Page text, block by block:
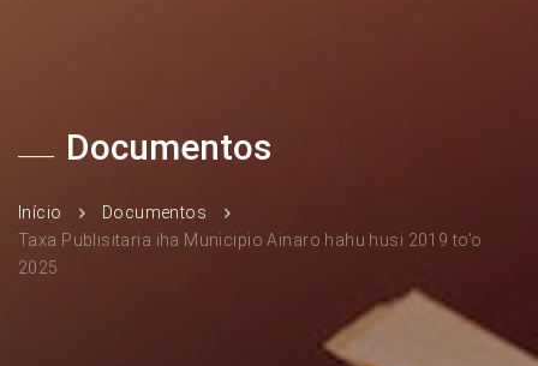
Documentos
Início
Documentos
Taxa Publisitaria iha Municipio Ainaro hahu husi 2019 to’o
2025